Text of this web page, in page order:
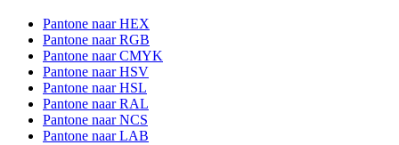
Pantone naar HEX
Pantone naar RGB
Pantone naar CMYK
Pantone naar HSV
Pantone naar HSL
Pantone naar RAL
Pantone naar NCS
Pantone naar LAB